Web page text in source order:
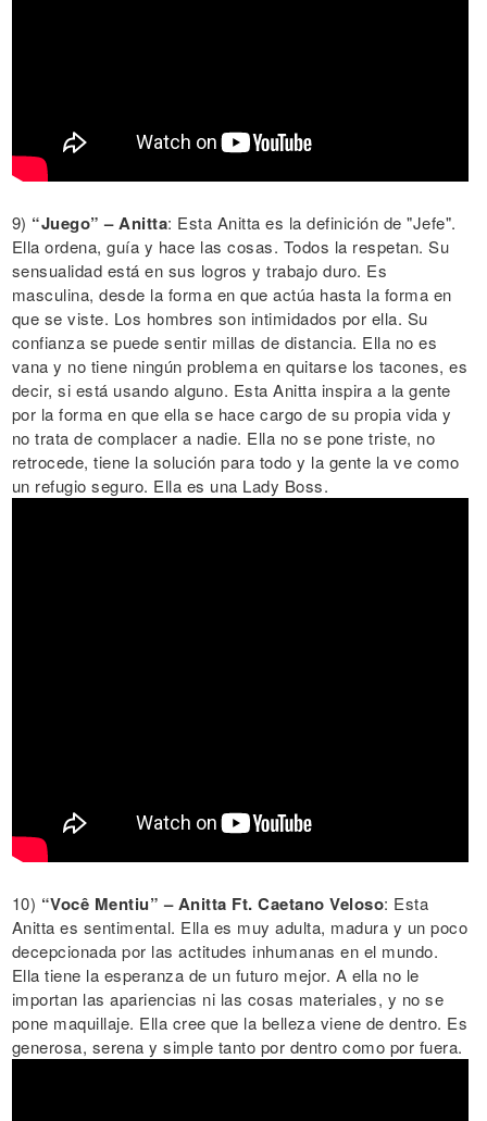
9) “Juego” – Anitta: Esta Anitta es la definición de "Jefe".
Ella ordena, guía y hace las cosas. Todos la respetan. Su
sensualidad está en sus logros y trabajo duro. Es
masculina, desde la forma en que actúa hasta la forma en
que se viste. Los hombres son intimidados por ella. Su
confianza se puede sentir millas de distancia. Ella no es
vana y no tiene ningún problema en quitarse los tacones, es
decir, si está usando alguno. Esta Anitta inspira a la gente
por la forma en que ella se hace cargo de su propia vida y
no trata de complacer a nadie. Ella no se pone triste, no
retrocede, tiene la solución para todo y la gente la ve como
un refugio seguro. Ella es una Lady Boss.
10) “Você Mentiu” – Anitta Ft. Caetano Veloso: Esta
Anitta es sentimental. Ella es muy adulta, madura y un poco
decepcionada por las actitudes inhumanas en el mundo.
Ella tiene la esperanza de un futuro mejor. A ella no le
importan las apariencias ni las cosas materiales, y no se
pone maquillaje. Ella cree que la belleza viene de dentro. Es
generosa, serena y simple tanto por dentro como por fuera.